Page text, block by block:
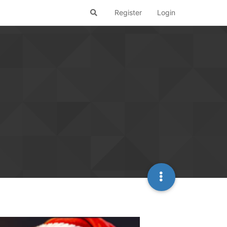
Register Login